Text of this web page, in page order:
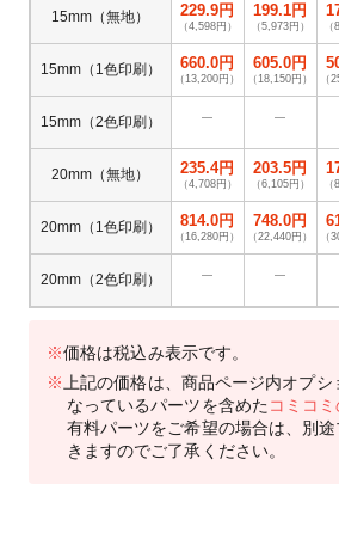
15mm（無地） 229.9円
（4,598円）
199.1円
（5,973円）
15mm（1色印刷） 660.0円
（13,200円）
605.0円
（18,150円） （
15mm（2色印刷） ― ―
20mm（無地） 235.4円
（4,708円）
203.5円
（6,105円）
20mm（1色印刷） 814.0円
（16,280円）
748.0円
（22,440円） （
20mm（2色印刷） ― ―
※価格は税込み表示です。
※ 上記の価格は、商品ページ内オプ
なっているパーツを含めたコミコ
有料パーツをご希望の場合は、別
きますのでご了承ください。